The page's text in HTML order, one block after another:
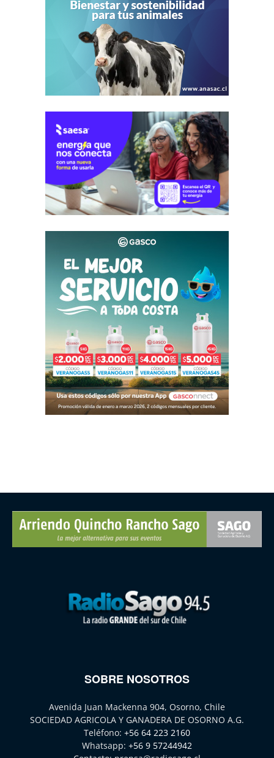
SOBRE NOSOTROS
Avenida Juan Mackenna 904, Osorno, Chile
SOCIEDAD AGRICOLA Y GANADERA DE OSORNO A.G.
Teléfono: +56 64 223 2160
Whatsapp: +56 9 57244942